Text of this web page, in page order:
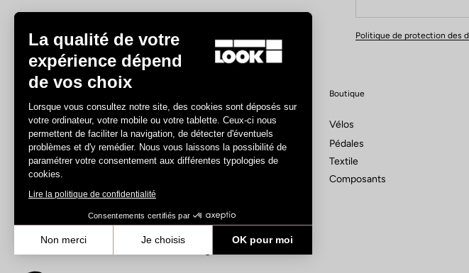
Votre e-mail a bien été
Politique de protection des
Route
Piste
Triathlon
VTT
Boutique
Vélos
Pédales
Textile
Composants
La qualité de votre
expérience dépend
de vos choix
Lorsque vous consultez notre site, des cookies sont déposés sur
votre ordinateur, votre mobile ou votre tablette. Ceux-ci nous
permettent de faciliter la navigation, de détecter d'éventuels
problèmes et d'y remédier. Nous vous laissons la possibilité de
paramétrer votre consentement aux différentes typologies de
cookies.
Lire la politique de confidentialité
Consentements certifiés par
Non merci Je choisis
OK pour moi